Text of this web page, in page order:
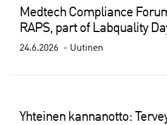
Medtech Compliance
RAPS, part of Labquality
24.6.2026 Uutinen
Yhteinen kannanotto: